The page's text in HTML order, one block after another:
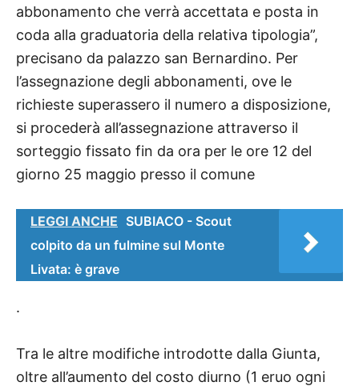
abbonamento che verrà accettata e posta in
coda alla graduatoria della relativa tipologia”,
precisano da palazzo san Bernardino. Per
l’assegnazione degli abbonamenti, ove le
richieste superassero il numero a disposizione,
si procederà all’assegnazione attraverso il
sorteggio fissato fin da ora per le ore 12 del
giorno 25 maggio presso il comune
LEGGI ANCHE SUBIACO - Scout
colpito da un fulmine sul Monte
Livata: è grave
.
Tra le altre modifiche introdotte dalla Giunta,
oltre all’aumento del costo diurno (1 eruo ogni